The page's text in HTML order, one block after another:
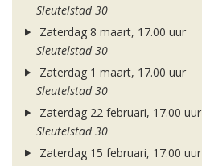
Sleutelstad 30
Zaterdag 8 maart, 17.00 uur
Sleutelstad 30
Zaterdag 1 maart, 17.00 uur
Sleutelstad 30
Zaterdag 22 februari, 17.00 uur
Sleutelstad 30
Zaterdag 15 februari, 17.00 uur